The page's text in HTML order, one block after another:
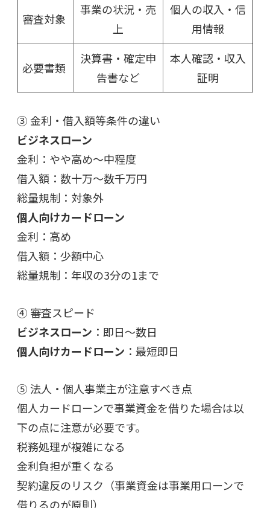
審査対象
事業の状況・売
上
個人の収入・信
用情報
必要書類
決算書・確定申
告書など
本人確認・収入
証明
③ 金利・借入額等条件の違い
ビジネスローン
金利：やや高め〜中程度
借入額：数十万〜数千万円
総量規制：対象外
個人向けカードローン
金利：高め
借入額：少額中心
総量規制：年収の3分の1まで
④ 審査スピード
ビジネスローン ：即日〜数日
個人向けカードローン ：最短即日
⑤ 法人・個人事業主が注意すべき点
個人カードローンで事業資金を借りた場合は以
下の点に注意が必要です。
税務処理が複雑になる
金利負担が重くなる
契約違反のリスク（事業資金は事業用ローンで
借りるのが原則）